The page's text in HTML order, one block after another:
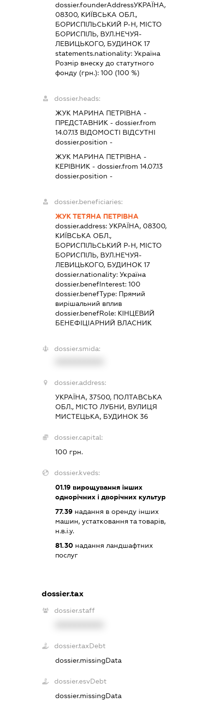
dossier.founderAddressУКРАЇНА,
08300, КИЇВСЬКА ОБЛ.,
БОРИСПІЛЬСЬКИЙ Р-Н, МІСТО
БОРИСПІЛЬ, ВУЛ.НЕЧУЯ-
ЛЕВИЦЬКОГО, БУДИНОК 17
statements.nationality:Україна
Розмір внеску до статутного
фонду (грн.):100 (100 %)
dossier.heads:
ЖУК МАРИНА ПЕТРІВНА -
ПРЕДСТАВНИК - dossier.from
14.07.13 ВІДОМОСТІ ВІДСУТНІ
dossier.position -
ЖУК МАРИНА ПЕТРІВНА -
КЕРІВНИК - dossier.from 14.07.13
dossier.position -
dossier.beneficiaries:
ЖУК ТЕТЯНА ПЕТРІВНА
dossier.address:УКРАЇНА, 08300,
КИЇВСЬКА ОБЛ.,
БОРИСПІЛЬСЬКИЙ Р-Н, МІСТО
БОРИСПІЛЬ, ВУЛ.НЕЧУЯ-
ЛЕВИЦЬКОГО, БУДИНОК 17
dossier.nationality:Україна
dossier.benefInterest:100
dossier.benefType: Прямий
вирішальний вплив
dossier.benefRole: КІНЦЕВИЙ
БЕНЕФІЦІАРНИЙ ВЛАСНИК
dossier.smida:
dossier.address:
УКРАЇНА, 37500, ПОЛТАВСЬКА
ОБЛ., МІСТО ЛУБНИ, ВУЛИЦЯ
МИСТЕЦЬКА, БУДИНОК 36
dossier.capital:
100 грн.
dossier.kveds:
01.19 вирощування інших
однорічних і дворічних культур
77.39 надання в оренду інших
машин, устатковання та товарів,
н.в.і.у.
81.30 надання ландшафтних
послуг
dossier.tax
dossier.staff
dossier.taxDebt
dossier.missingData
dossier.esvDebt
dossier.missingData